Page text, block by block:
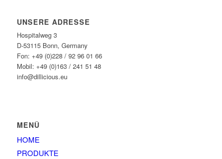
UNSERE ADRESSE
Hospitalweg 3
D-53115 Bonn, Germany
Fon: +49 (0)228 / 92 96 01 66
Mobil: +49 (0)163 / 241 51 48
info@dillicious.eu
MENÜ
HOME
PRODUKTE